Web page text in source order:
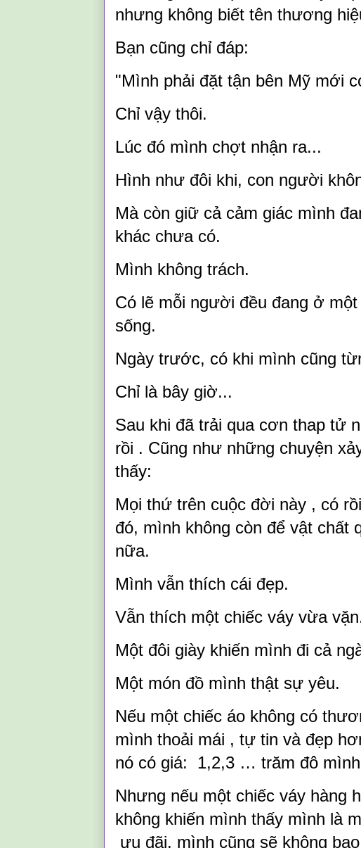
nhưng không biết tên thương
Bạn cũng chỉ đáp:
"Mình phải đặt tận bên Mỹ mới
Chỉ vậy thôi.
Lúc đó mình chợt nhận ra...
Hình như đôi khi, con người
Mà còn giữ cả cảm giác mình
khác chưa có.
Mình không trách.
Có lẽ mỗi người đều đang ở
sống.
Ngày trước, có khi mình cũng
Chỉ là bây giờ...
Sau khi đã trải qua cơn thap tử
rồi . Cũng như những chuyện
thấy:
Mọi thứ trên cuộc đời này , có
đó, mình không còn để vật chất
nữa.
Mình vẫn thích cái đẹp.
Vẫn thích một chiếc váy vừa
Một đôi giày khiến mình đi cả
Một món đồ mình thật sự yêu.
Nếu một chiếc áo không có
mình thoải mái , tự tin và đẹp
nó có giá: 1,2,3 … trăm đô
Nhưng nếu một chiếc váy hàng
không khiến mình thấy mình là
ưu đãi, mình cũng sẽ không